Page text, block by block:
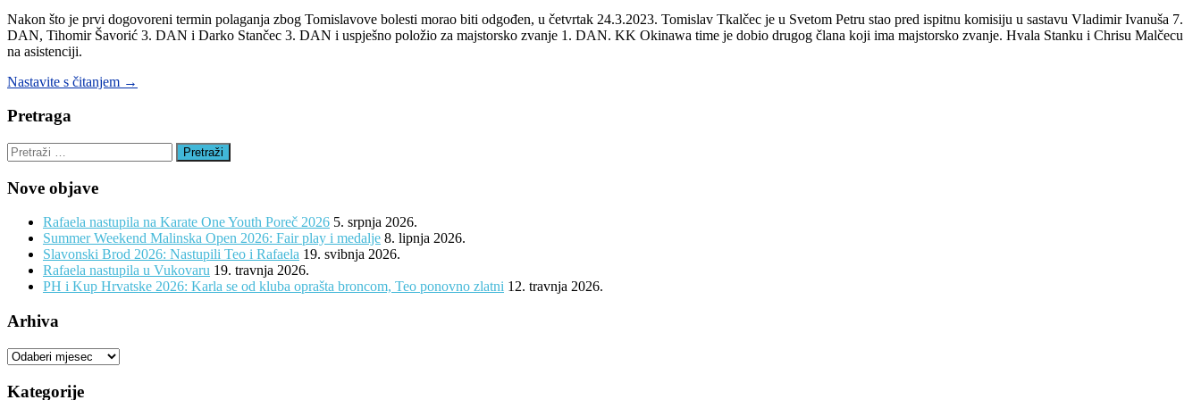
Nakon što je prvi dogovoreni termin polaganja zbog Tomislavove bolesti morao biti odgođen, u četvrtak 24.3.2023. Tomislav Tkalčec je u Svetom Petru stao pred ispitnu komisiju u sastavu Vladimir Ivanuša 7.
DAN, Tihomir Šavorić 3. DAN i Darko Stančec 3. DAN i uspješno položio za majstorsko zvanje 1. DAN. KK Okinawa time je dobio drugog člana koji ima majstorsko zvanje. Hvala Stanku i Chrisu Malčecu
na asistenciji.
Nastavite s čitanjem “Tomislav
zvanje
1.
→
Pretraga
Pretraži:
Nove objave
Rafaela nastupila na Karate One Youth Poreč 2026 5. srpnja 2026.
Summer Weekend Malinska Open 2026: Fair play i medalje 8. lipnja 2026.
Slavonski Brod 2026: Nastupili Teo i Rafaela 19. svibnja 2026.
Rafaela nastupila u Vukovaru 19. travnja 2026.
PH i Kup Hrvatske 2026: Karla se od kluba oprašta broncom, Teo ponovno zlatni 12. travnja 2026.
Arhiva
Arhiva
Kategorije